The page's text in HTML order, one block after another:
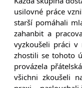
usilovné práce
starší pomáhali
zahanbit a
vyzkoušeli práci
zhostili se tohoto
provázela
všichni zkoušeli